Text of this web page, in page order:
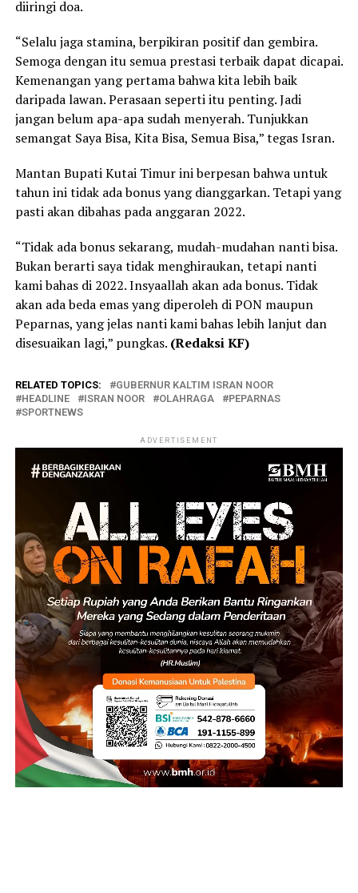
diiringi doa.
“Selalu jaga stamina, berpikiran positif dan gembira.
Semoga dengan itu semua prestasi terbaik dapat dicapai.
Kemenangan yang pertama bahwa kita lebih baik
daripada lawan. Perasaan seperti itu penting. Jadi
jangan belum apa-apa sudah menyerah. Tunjukkan
semangat Saya Bisa, Kita Bisa, Semua Bisa,” tegas Isran.
Mantan Bupati Kutai Timur ini berpesan bahwa untuk
tahun ini tidak ada bonus yang dianggarkan. Tetapi yang
pasti akan dibahas pada anggaran 2022.
“Tidak ada bonus sekarang, mudah-mudahan nanti bisa.
Bukan berarti saya tidak menghiraukan, tetapi nanti
kami bahas di 2022. Insyaallah akan ada bonus. Tidak
akan ada beda emas yang diperoleh di PON maupun
Peparnas, yang jelas nanti kami bahas lebih lanjut dan
disesuaikan lagi,” pungkas. (Redaksi KF)
RELATED TOPICS:
GUBERNUR KALTIM ISRAN NOOR
HEADLINE
ISRAN NOOR OLAHRAGA
PEPARNAS
SPORTNEWS
ADVERTISEMENT